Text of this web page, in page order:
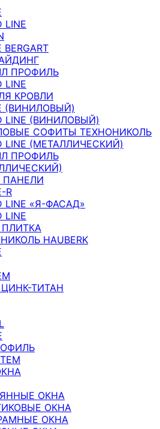
LINE
BERGART
ПРОФИЛЬ
LINE
КРОВЛИ
(ВИНИЛОВЫЙ)
LINE (ВИНИЛОВЫЙ)
СОФИТЫ ТЕХНОНИКОЛЬ
LINE (МЕТАЛЛИЧЕСКИЙ)
ПРОФИЛЬ
R
LINE «Я-ФАСАД»
LINE
HAUBERK
ТИТАН
ОКНА
ОКНА
ОКНА